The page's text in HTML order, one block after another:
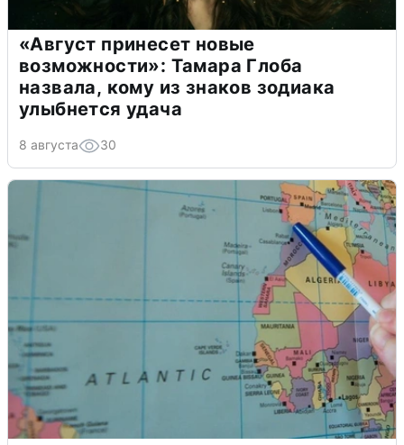
«Август принесет новые
возможности»: Тамара Глоба
назвала, кому из знаков зодиака
улыбнется удача
8 августа 30